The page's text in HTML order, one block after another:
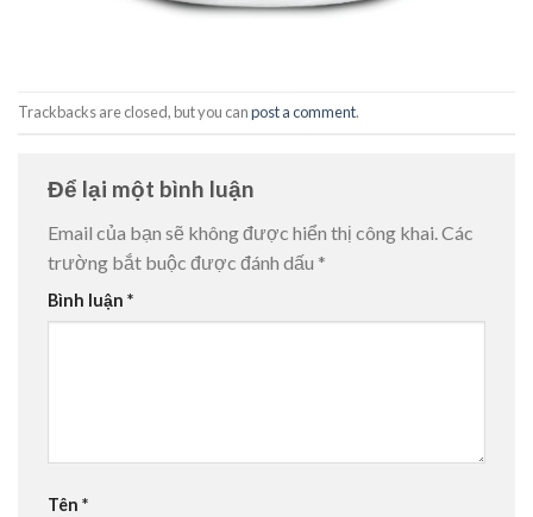
Trackbacks are closed, but you canpost a comment.
Để lại một bình luận
Email của bạn sẽ không được hiển thị công khai.Các
trường bắt buộc được đánh dấu *
Bình luận *
Tên *